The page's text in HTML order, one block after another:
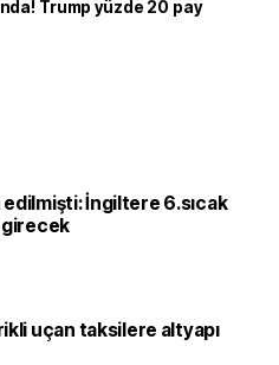
Trump yüzde 20 pay
edilmişti: İngiltere 6.sıcak
girecek
uçan taksilere altyapı